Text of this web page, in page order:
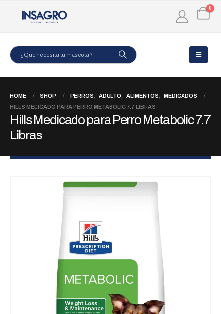
0
HOME SHOP PERROS ADULTO ALIMENTOS
MEDICADOS
HILLS MEDICADO PARA PERRO METABOLIC 7.7 LIBRAS
Hills Medicado para Perro Metabolic 7.7
Libras